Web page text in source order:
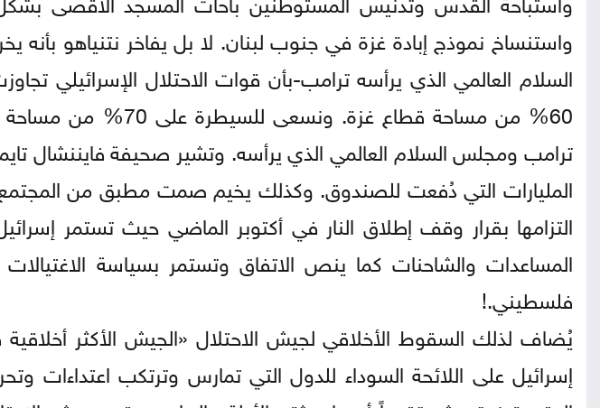
واستنساخ نموذج إبادة غزة في جنوب لبنان. لا بل يفاخر نتنياهو
السلام العالمي الذي يرأسه ترامب-بأن قوات الاحتلال الإسرائيلي
60% من مساحة قطاع
ترامب ومجلس السلام العالمي الذي يرأسه. وتشير صحيفة فايننشال
المليارات التي دُفعت للصندوق. وكذلك يخيم صمت مطبق من المجتمع
التزامها بقرار وقف إطلاق النار في أكتوبر الماضي حيث تستمر
المساعدات والشاحنات كما ينص الاتفاق وتستمر بسياسة
فلسطيني.!
يُضاف لذلك السقوط الأخلاقي لجيش الاحتلال «الجيش الأكثر
إسرائيل على اللائحة السوداء للدول التي تمارس وترتكب اعتداءات